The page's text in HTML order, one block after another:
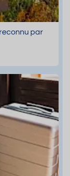
reconnu par